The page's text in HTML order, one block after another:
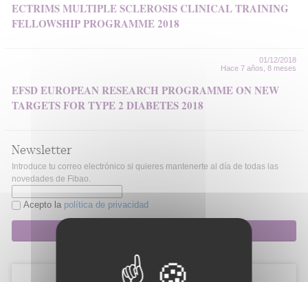
ECTRIMS MULTIPLE SCLEROSIS CLINICAL TRAINING
FELLOWSHIP PROGRAMME 2018
01/12/2018
Hace 7 años, 8 meses
EFSD EUROPEAN RESEARCH PROGRAMME ON NEW
TARGETS FOR TYPE 2 DIABETES 2018
Newsletter
Introduce tu correo electrónico si quieres mantenerte al día de todas las
novedades de Fibao.
Acepto la política de privacidad